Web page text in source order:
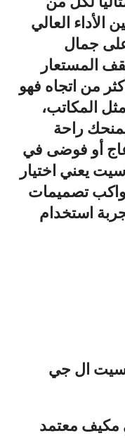
العالي
جمال
المستعار
من اتجاه فهو
المكاتب،
راحة
أو فوضى في
يعني اختيار
تصميمات
استخدام
ال جي
مكيف معتمد